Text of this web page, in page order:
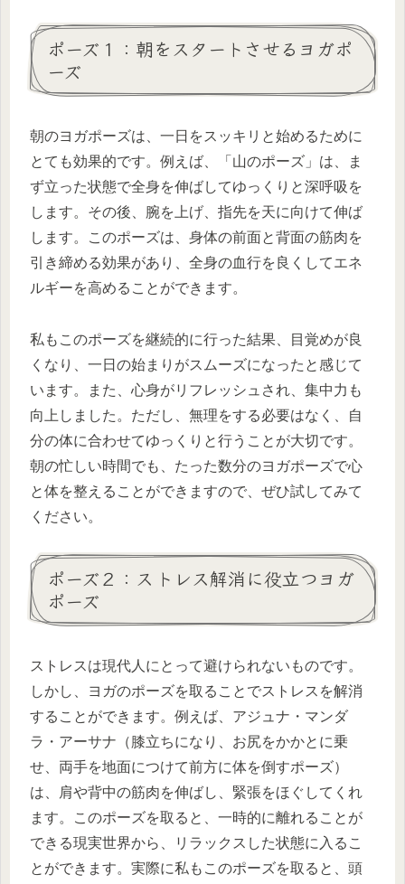
ポーズ１：朝をスタートさせるヨガポ
ーズ
朝のヨガポーズは、一日をスッキリと始めるために
とても効果的です。例えば、「山のポーズ」は、ま
ず立った状態で全身を伸ばしてゆっくりと深呼吸を
します。その後、腕を上げ、指先を天に向けて伸ば
します。このポーズは、身体の前面と背面の筋肉を
引き締める効果があり、全身の血行を良くしてエネ
ルギーを高めることができます。
私もこのポーズを継続的に行った結果、目覚めが良
くなり、一日の始まりがスムーズになったと感じて
います。また、心身がリフレッシュされ、集中力も
向上しました。ただし、無理をする必要はなく、自
分の体に合わせてゆっくりと行うことが大切です。
朝の忙しい時間でも、たった数分のヨガポーズで心
と体を整えることができますので、ぜひ試してみて
ください。
ポーズ２：ストレス解消に役立つヨガ
ポーズ
ストレスは現代人にとって避けられないものです。
しかし、ヨガのポーズを取ることでストレスを解消
することができます。例えば、アジュナ・マンダ
ラ・アーサナ（膝立ちになり、お尻をかかとに乗
せ、両手を地面につけて前方に体を倒すポーズ）
は、肩や背中の筋肉を伸ばし、緊張をほぐしてくれ
ます。このポーズを取ると、一時的に離れることが
できる現実世界から、リラックスした状態に入るこ
とができます。実際に私もこのポーズを取ると、頭